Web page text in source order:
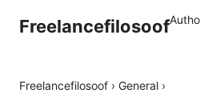
Freelancefilosoof
Freelancefilosoof › General ›